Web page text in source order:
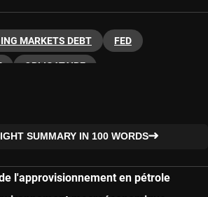
MARKETS DEBT FED
OBLIGATAIRE
SUMMARY IN 100 WORDS
l'approvisionnement en pétrole